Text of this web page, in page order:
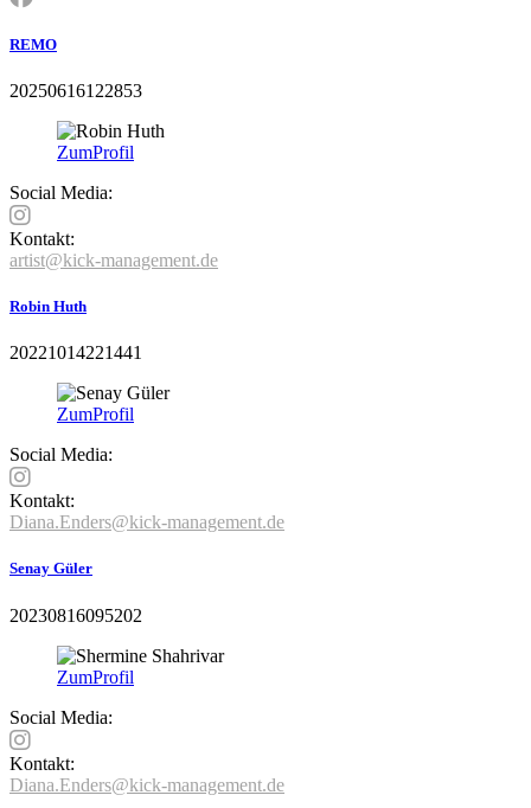
REMO
20250616122853
ZumProfil
Social Media:
Kontakt:
artist@kick-management.de
Robin Huth
20221014221441
ZumProfil
Social Media:
Kontakt:
Diana.Enders@kick-management.de
Senay Güler
20230816095202
ZumProfil
Social Media:
Kontakt:
Diana.Enders@kick-management.de